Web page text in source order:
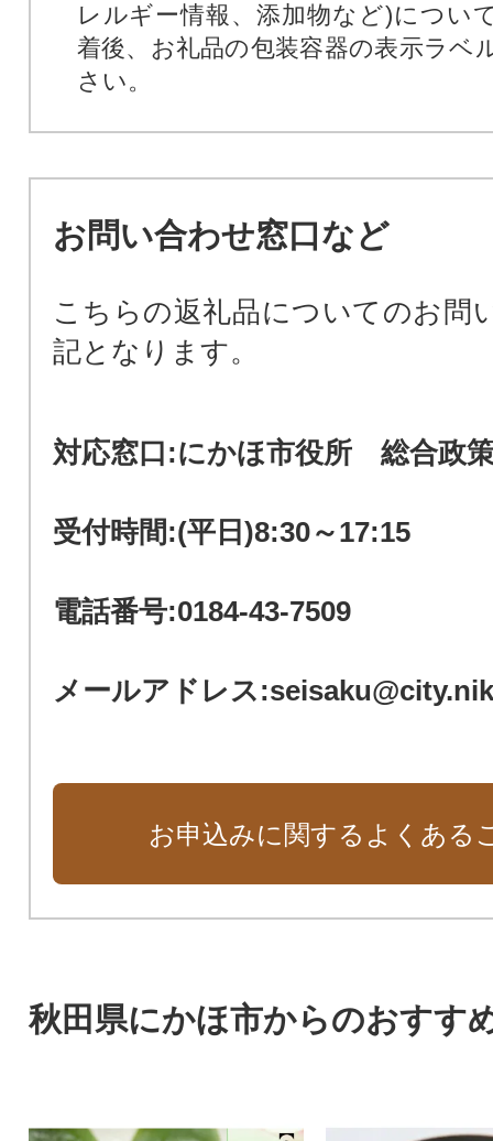
レルギー情報、添加物など)につい
着後、お礼品の包装容器の表示ラベ
さい。
お問い合わせ窓口など
こちらの返礼品についてのお問
記となります。
対応窓口:にかほ市役所 総合
受付時間:(平日)8:30～17:15
電話番号:0184-43-7509
メールアドレス
お申込みに関するよくある
秋田県にかほ市からのおすす